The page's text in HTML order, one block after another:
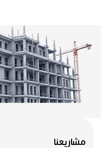
مشاريعنا